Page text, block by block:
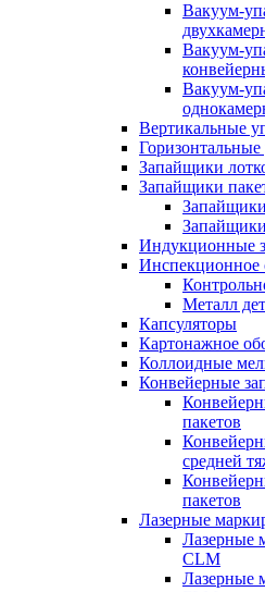
Вакуум-
Вакуум-
Вакуум-
Вертикальные
Запайщики
Запайщики
Индукционные
Инспекционное
Металл
Капсуляторы
Картонажное
Коллоидные
Конвейерные
пакетов
средней
пакетов
Лазерные
Лазерные
CLM
Лазерные